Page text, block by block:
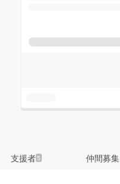
支援者5 仲間募集